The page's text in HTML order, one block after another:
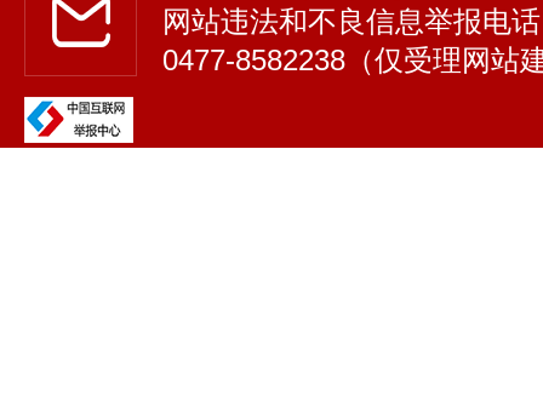
网站违法和不良信息举报电
0477-8582238（仅受理网站